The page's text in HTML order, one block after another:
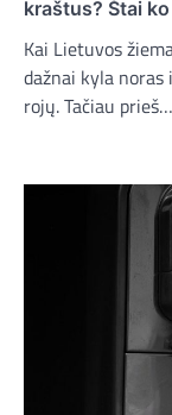
kraštus? Štai
Kai Lietuvos
dažnai kyla
rojų. Tačiau prieš…